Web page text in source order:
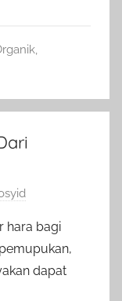
,
hara bagi
dapat